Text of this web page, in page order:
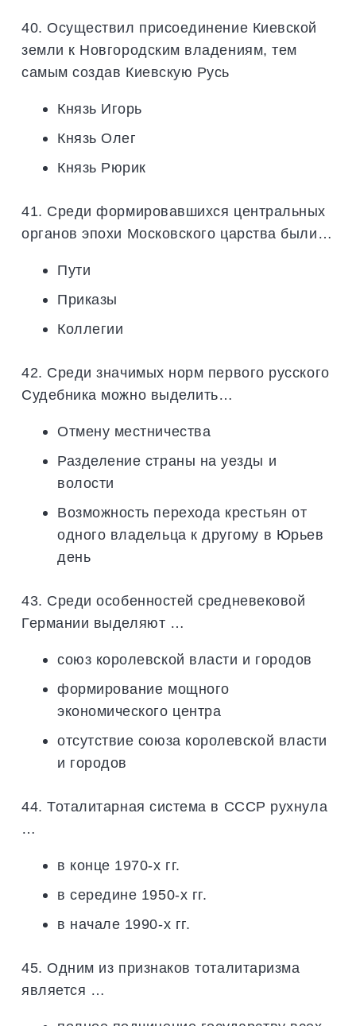
40. Осуществил присоединение Киевской
земли к Новгородским владениям, тем
самым создав Киевскую Русь
Князь Игорь
Князь Олег
Князь Рюрик
41. Среди формировавшихся центральных
органов эпохи Московского царства были…
Пути
Приказы
Коллегии
42. Среди значимых норм первого русского
Судебника можно выделить…
Отмену местничества
Разделение страны на уезды и
волости
Возможность перехода крестьян от
одного владельца к другому в Юрьев
день
43. Среди особенностей средневековой
Германии выделяют …
союз королевской власти и городов
формирование мощного
экономического центра
отсутствие союза королевской власти
и городов
44. Тоталитарная система в СССР рухнула
…
в конце 1970-х гг.
в середине 1950-х гг.
в начале 1990-х гг.
45. Одним из признаков тоталитаризма
является …